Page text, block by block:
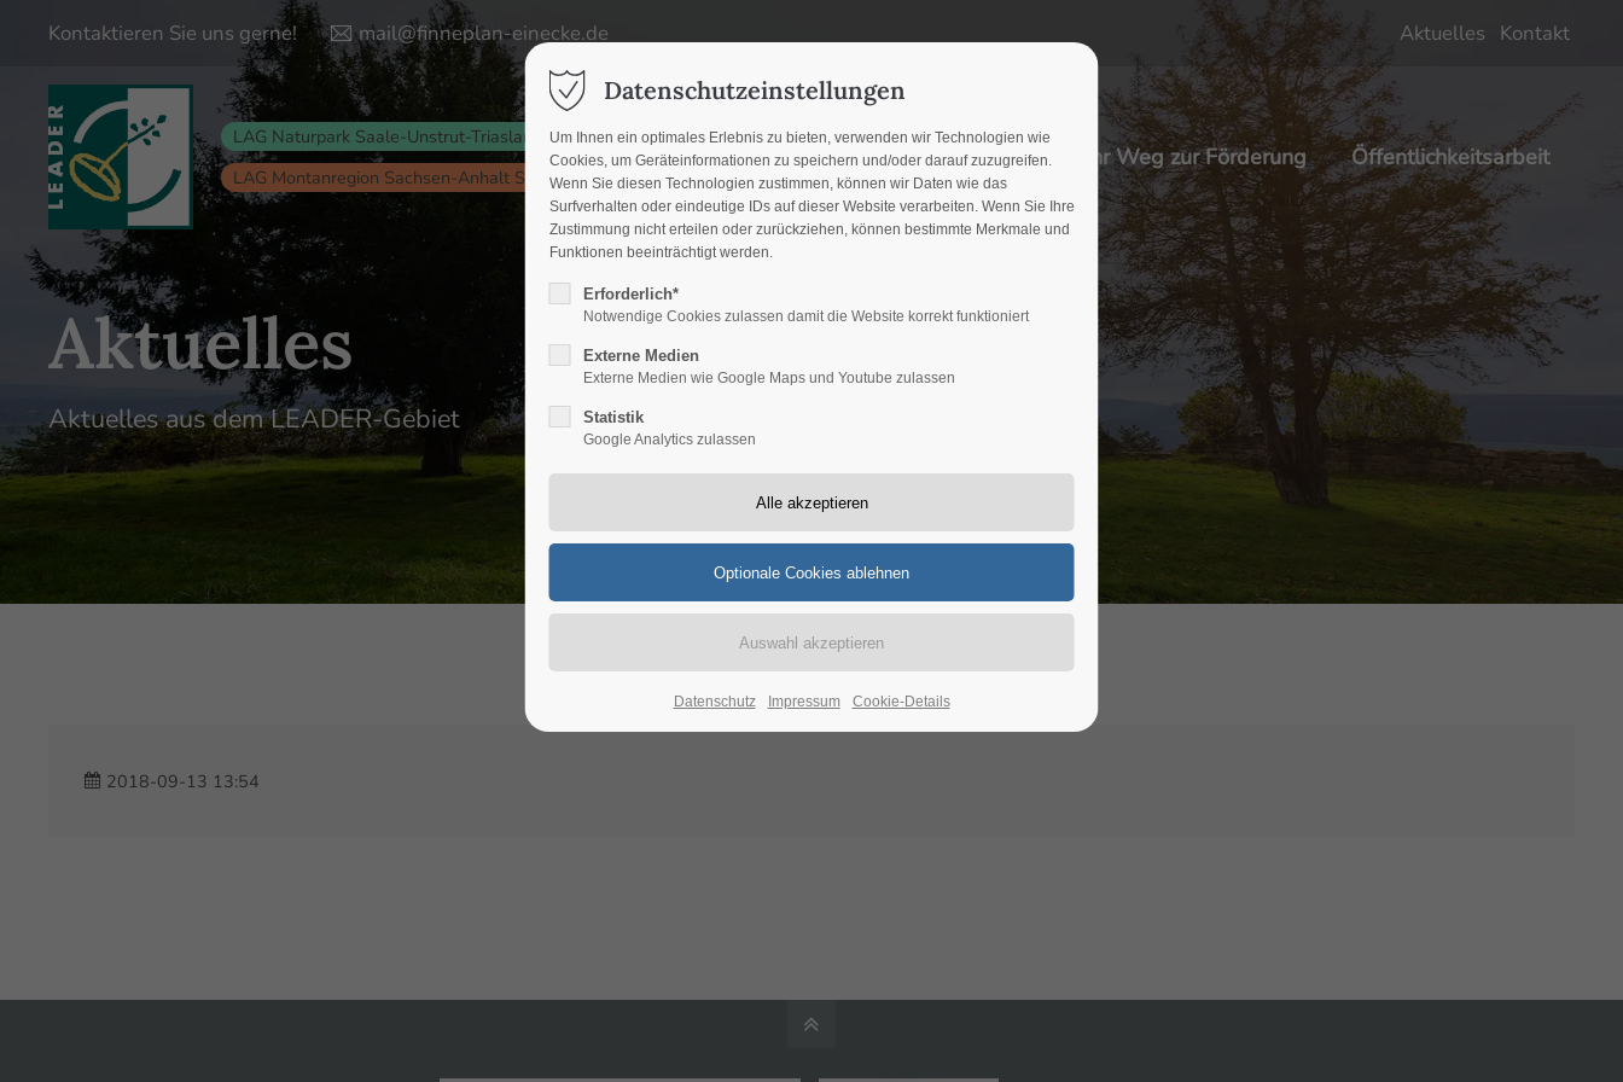
Benutzername
Passwort
Register | Lost your password?
Support
Lorem ipsum dolor sit amet:
24h/ 365days
We offer support for our customers
Mon - Fri 8:00am - 5:00pm
Cybersteel Inc.
376-293 City Road, Suite 600
San Francisco, CA 94102
+44 1234 567 890
Drop us a line
About us
Lorem ipsum dolor sit amet,
consectetuer adipiscing elit.
Aenean commodo ligula eget dolor.
Aenean massa. Cum sociis natoque
penatibus et magnis dis parturient
montes, nascetur ridiculus mus.
Donec quam felis, ultricies nec.
Kontaktieren Sie uns gerne! mail@finneplan-einecke.de Aktuelles Kontakt
LAG Naturpark Saale-Unstrut-Triasland
LAG Montanregion Sachsen-Anhalt Süd
Ihr Weg zur Förderung Öffentlichkeitsarbeit
Aktuelles
Aktuelles aus dem LEADER-Gebiet
2018-09-13 13:54
Datenschutzeinstellungen
Um Ihnen ein optimales Erlebnis zu bieten, verwenden wir Technologien wie
Cookies, um Geräteinformationen zu speichern und/oder darauf zuzugreifen.
Wenn Sie diesen Technologien zustimmen, können wir Daten wie das
Surfverhalten oder eindeutige IDs auf dieser Website verarbeiten. Wenn Sie Ihre
Zustimmung nicht erteilen oder zurückziehen, können bestimmte Merkmale und
Funktionen beeinträchtigt werden.
Erforderlich*
Notwendige Cookies zulassen damit die Website korrekt funktioniert
Externe Medien
Externe Medien wie Google Maps und Youtube zulassen
Statistik
Google Analytics zulassen
Datenschutz Impressum Cookie-Details